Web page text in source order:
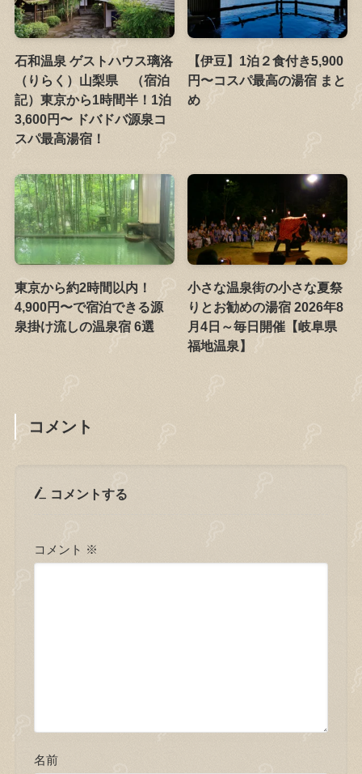
石和温泉 ゲストハウス璃洛
（りらく）山梨県 （宿泊
記）東京から1時間半！1泊
3,600円〜 ドバドバ源泉コ
スパ最高湯宿！
【伊豆】1泊２食付き5,900
円〜コスパ最高の湯宿 まと
め
東京から約2時間以内！
4,900円〜で宿泊できる源
泉掛け流しの温泉宿 6選
小さな温泉街の小さな夏祭
りとお勧めの湯宿 2026年8
月4日～毎日開催【岐阜県
福地温泉】
コメント
コメントする
コメント ※
名前